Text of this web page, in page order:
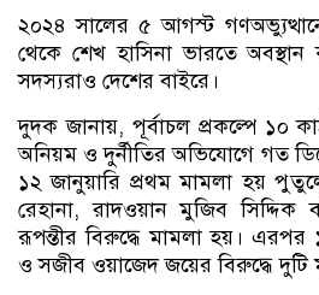
২০২৪ সালের ৫ আগস্ট
থেকে শেখ হাসিনা ভারতে
সদস্যরাও দেশের বাইরে।
দুদক জানায়, পূর্বাচল প্রকল্পে ১০
অনিয়ম ও দুর্নীতির অভিযোগে গত
১২ জানুয়ারি প্রথম মামলা হয়
রেহানা, রাদওয়ান মুজিব
রূপন্তীর বিরুদ্ধে মামলা হয়। এরপর
ও সজীব ওয়াজেদ জয়ের বিরুদ্ধে